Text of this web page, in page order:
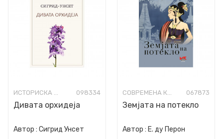
ИСТОРИСКА ФИКЦИЈА 098334
Дивата орхидеја
Автор : Сигрид Унсет
СОВРЕМЕНА КНИЖЕВНОСТ 067873
Земјата на потекло
Автор : Е. ду Перон